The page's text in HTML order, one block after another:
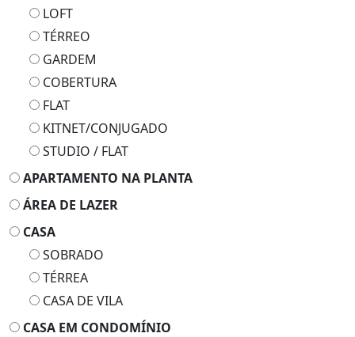
LOFT
TÉRREO
GARDEM
COBERTURA
FLAT
KITNET/CONJUGADO
STUDIO / FLAT
APARTAMENTO NA PLANTA
ÁREA DE LAZER
CASA
SOBRADO
TÉRREA
CASA DE VILA
CASA EM CONDOMÍNIO